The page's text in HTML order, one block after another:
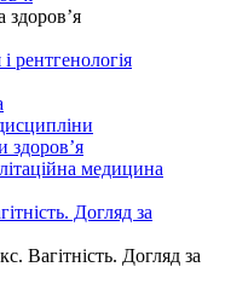
рентгенологія
здоров’я
медицина
Догляд за
Вагітність. Догляд за